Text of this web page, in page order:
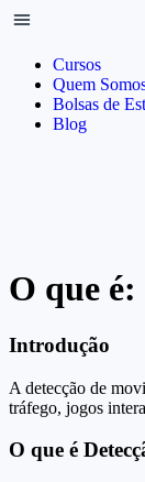
Cursos
Quem
Bolsas de
Blog
O que
Introdução
A detecção de
tráfego, jogos
O que é